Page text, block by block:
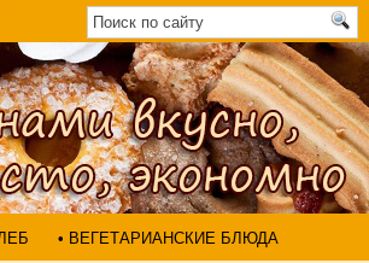
• ВЕГЕТАРИАНСКИЕ БЛЮДА